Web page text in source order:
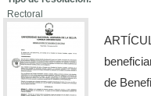
Rectoral
de